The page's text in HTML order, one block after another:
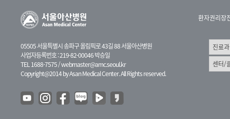
05505 서울특별시 송파구 올림픽로 43길 88 서울아산병원
사업자등록번호 : 219-82-00046 박승일
TEL 1688-7575 /webmaster@amc.seoul.kr
Copyright@2014 by Asan Medical Center. All Rights reserved.
환자권리장